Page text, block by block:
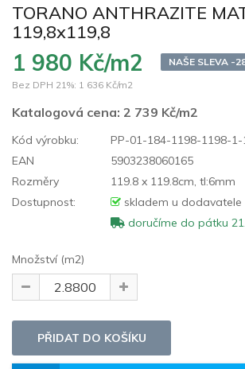
TORANO ANTHRAZITE
119,8x119,8
1 980 Kč/m2
NAŠE SLEVA -
Bez DPH 21%: 1 636 Kč/m2
Katalogová cena: 2 739 Kč/m2
Kód výrobku:
PP-01-184-1198-1198-1-
EAN
5903238060165
Rozměry
119.8 x 119.8cm, tl:6mm
Dostupnost:
skladem u dodavatele
doručíme do pátku
Množství (m2)